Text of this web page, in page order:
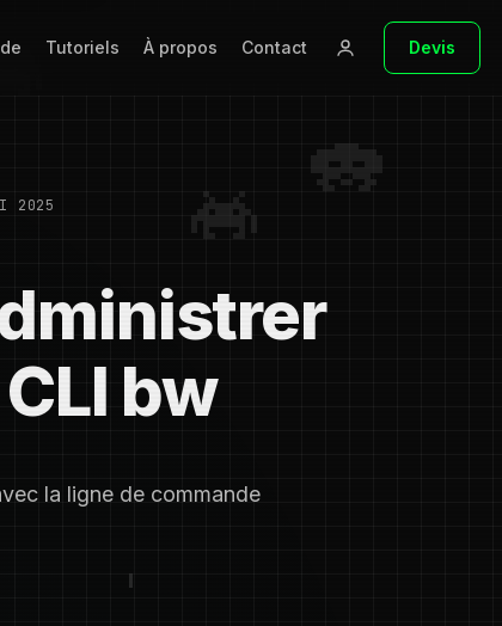
Tutoriels À propos Contact Devis
2025
bw
la ligne de commande